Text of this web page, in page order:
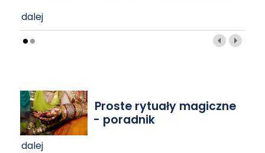
dalej
Proste rytuały magiczne
- poradnik
dalej